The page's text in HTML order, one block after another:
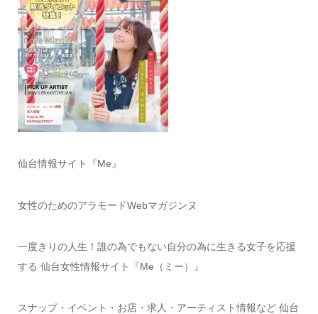
仙台情報サイト『Me』
女性のためのアラモードWebマガジンヌ
一度きりの人生！誰の為でもない自分の為に生きる女子を応援
する 仙台女性情報サイト『Me（ミー）』
スナップ・イベント・お店・求人・アーティスト情報など 仙台